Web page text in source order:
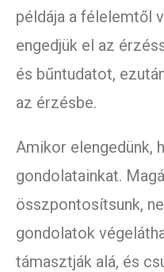
példája a félelemtől
engedjük el az
és bűntudatot,
az érzésbe.
Amikor elengedünk,
gondolatainkat.
összpontosítsunk,
gondolatok
támasztják alá, és